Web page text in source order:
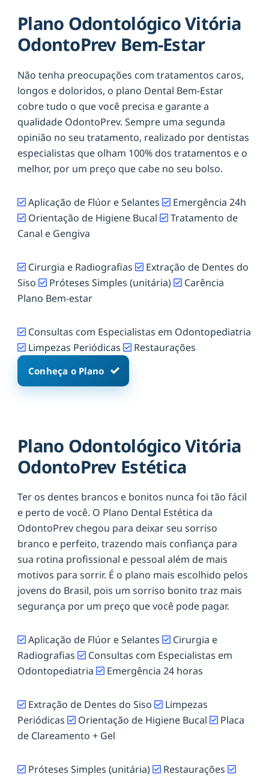
Plano Odontológico Vitória
OdontoPrev Bem-Estar
Não tenha preocupações com tratamentos caros,
longos e doloridos, o plano Dental Bem-Estar
cobre tudo o que você precisa e garante a
qualidade OdontoPrev. Sempre uma segunda
opinião no seu tratamento, realizado por dentistas
especialistas que olham 100% dos tratamentos e o
melhor, por um preço que cabe no seu bolso.
Aplicação de Flúor e Selantes
Emergência 24h
Orientação de Higiene Bucal
Tratamento de
Canal e Gengiva
Cirurgia e Radiografias
Extração de Dentes do
Siso
Próteses Simples (unitária)
Carência
Plano Bem-estar
Consultas com Especialistas em Odontopediatria
Limpezas Periódicas
Restaurações
Conheça o Plano
Plano Odontológico Vitória
OdontoPrev Estética
Ter os dentes brancos e bonitos nunca foi tão fácil
e perto de você. O Plano Dental Estética da
OdontoPrev chegou para deixar seu sorriso
branco e perfeito, trazendo mais confiança para
sua rotina profissional e pessoal além de mais
motivos para sorrir. É o plano mais escolhido pelos
jovens do Brasil, pois um sorriso bonito traz mais
segurança por um preço que você pode pagar.
Aplicação de Flúor e Selantes
Cirurgia e
Radiografias
Consultas com Especialistas em
Odontopediatria
Emergência 24 horas
Extração de Dentes do Siso
Limpezas
Periódicas
Orientação de Higiene Bucal
Placa
de Clareamento + Gel
Próteses Simples (unitária)
Restaurações